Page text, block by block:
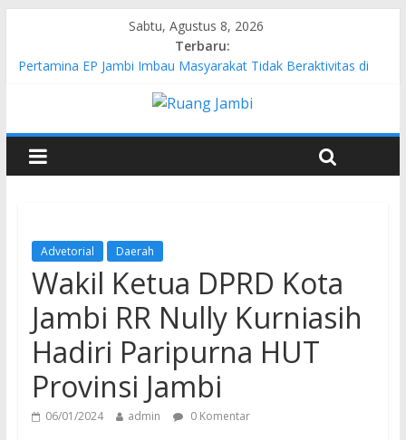
Sabtu, Agustus 8, 2026
Terbaru:
Pertamina EP Jambi Imbau Masyarakat Tidak Beraktivitas di
Kasus Brigadir EWS: 4 Anggota Polisi Tersangka Resmi
Hj. Hesti Haris Dorong Lahirnya Wirausaha Muda Melalui
Pelatihan Batik Kontemporer PKW
Perguruan Tinggi ke-16 se-Indonesia di UNJA
Advetorial Daerah
Wakil Ketua DPRD Kota
Jambi RR Nully Kurniasih
Hadiri Paripurna HUT
Provinsi Jambi
06/01/2024 admin 0 Komentar